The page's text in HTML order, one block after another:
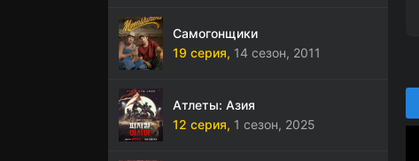
Самогонщики
19 серия, 14 сезон, 2011
Атлеты: Азия
12 серия, 1 сезон, 2025